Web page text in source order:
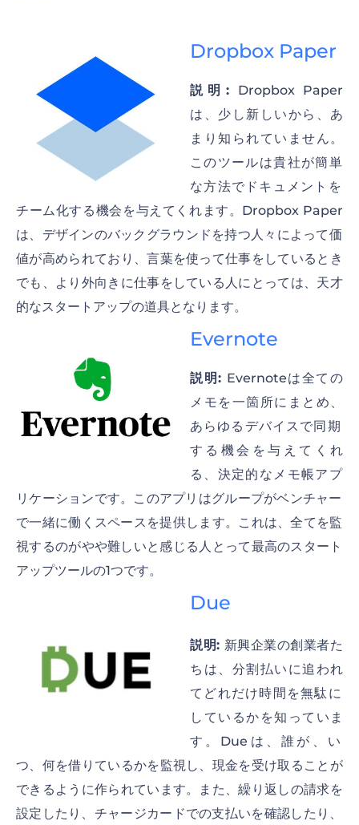
Dropbox Paper
説明: Dropbox Paper
は、少し新しいから、あ
まり知られていません。
このツールは貴社が簡単
な方法でドキュメントを
チーム化する機会を与えてくれます。Dropbox Paper
は、デザインのバックグラウンドを持つ人々によって価
値が高められており、言葉を使って仕事をしているとき
でも、より外向きに仕事をしている人にとっては、天才
的なスタートアップの道具となります。
Evernote
説明: Evernoteは全ての
メモを一箇所にまとめ、
あらゆるデバイスで同期
する機会を与えてくれ
る、決定的なメモ帳アプ
リケーションです。このアプリはグループがベンチャー
で一緒に働くスペースを提供します。これは、全てを監
視するのがやや難しいと感じる人とって最高のスタート
アップツールの1つです。
Due
説明: 新興企業の創業者た
ちは、分割払いに追われ
てどれだけ時間を無駄に
しているかを知っていま
す。Dueは、誰が、い
つ、何を借りているかを監視し、現金を受け取ることが
できるように作られています。また、繰り返しの請求を
設定したり、チャージカードでの支払いを確認したり、